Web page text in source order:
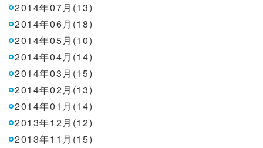
2014年07月(13)
2014年06月(18)
2014年05月(10)
2014年04月(14)
2014年03月(15)
2014年02月(13)
2014年01月(14)
2013年12月(12)
2013年11月(15)